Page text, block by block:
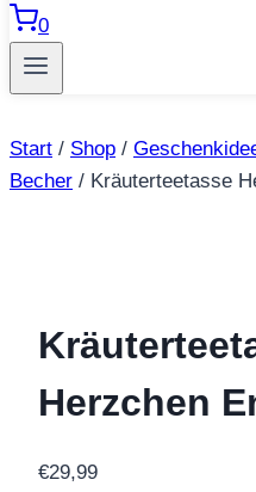
0
Start / Shop /
Becher / Kräuterteetasse
Herzchen
€29,99